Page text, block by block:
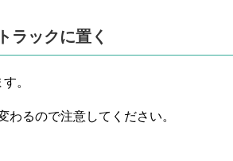
ラックに置く
。
るので注意してください。